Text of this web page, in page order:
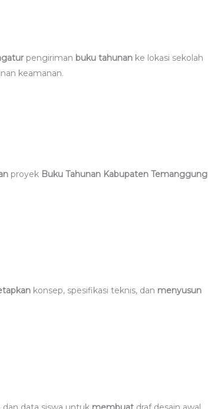
pengiriman buku tahunan ke lokasi sekolah
keamanan.
proyek Buku Tahunan Kabupaten Temanggung
konsep, spesifikasi teknis, dan menyusun